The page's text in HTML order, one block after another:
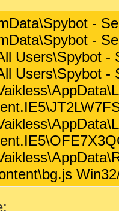
-
-
Users\Spybot -
Users\Spybot -